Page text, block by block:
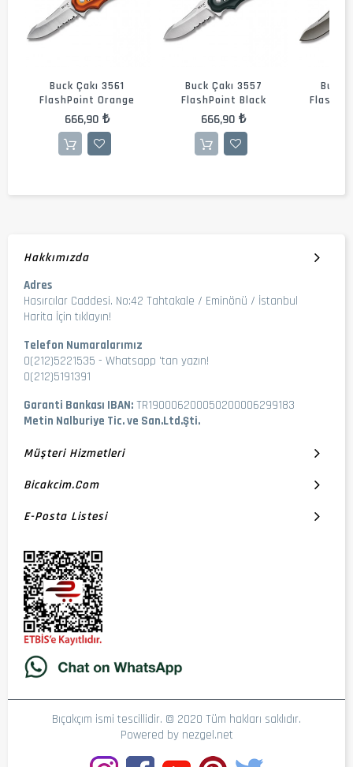
Buck Çakı 3561
FlashPoint Orange
666,90 ₺
Buck Çakı 3557
FlashPoint Black
666,90 ₺
Buck
Hakkımızda
Adres
Hasırcılar Caddesi. No:42 Tahtakale / Eminönü / İstanbul
Harita İçin tıklayın!
Telefon Numaralarımız
0(212)5221535 - Whatsapp 'tan yazın!
0(212)5191391
Garanti Bankası IBAN: TR190006200050200006299183
Metin Nalburiye Tic. ve San.Ltd.Şti.
Müşteri Hizmetleri
Bicakcim.com
E-Posta Listesi
Bıçakçım ismi tescillidir. © 2020 Tüm hakları saklıdır.
Powered by nezgel.net